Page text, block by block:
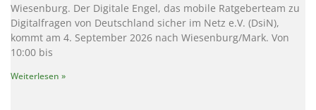
Wiesenburg. Der Digitale Engel, das mobile Ratgeberteam zu
Digitalfragen von Deutschland sicher im Netz e.V. (DsiN),
kommt am 4. September 2026 nach Wiesenburg/Mark. Von
10:00 bis
Weiterlesen »